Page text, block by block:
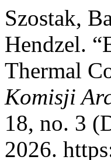
Szostak,
Hendzel.
Thermal
Komisji
18, no. 3
2026.